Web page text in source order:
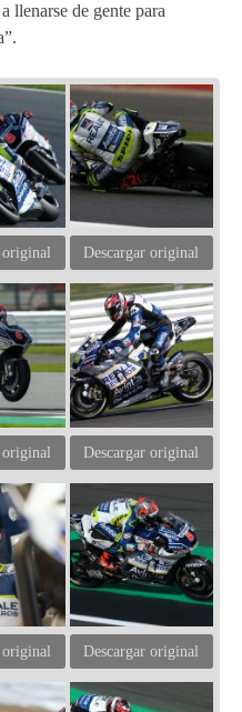
llenarse de gente para
original Descargar original
original Descargar original
Descargar original